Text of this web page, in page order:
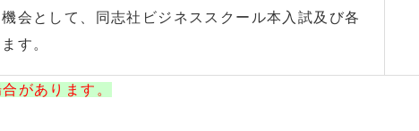
会として、同志社ビジネススクール本入試及び各
す。
があります。